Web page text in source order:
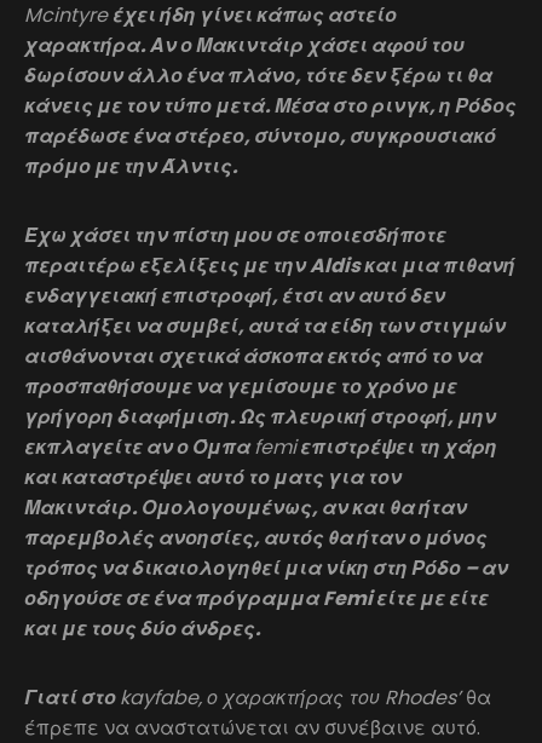
Mcintyreέχει ήδη γίνει κάπως αστείο
χαρακτήρα. Αν ο Μακιντάιρ χάσει αφού του
δωρίσουν άλλο ένα πλάνο, τότε δεν ξέρω τι θα
κάνεις με τον τύπο μετά. Μέσα στο ρινγκ, η Ρόδος
παρέδωσε ένα στέρεο, σύντομο, συγκρουσιακό
πρόμο με την Άλντις.
Έχω χάσει την πίστη μου σε οποιεσδήποτε
περαιτέρω εξελίξεις με την Aldis και μια πιθανή
ενδαγγειακή επιστροφή, έτσι αν αυτό δεν
καταλήξει να συμβεί, αυτά τα είδη των στιγμών
αισθάνονται σχετικά άσκοπα εκτός από το να
προσπαθήσουμε να γεμίσουμε το χρόνο με
γρήγορη διαφήμιση. Ως πλευρική στροφή, μην
εκπλαγείτε αν ο Όμπαfemiεπιστρέψει τη χάρη
και καταστρέψει αυτό το ματς για τον
Μακιντάιρ. Ομολογουμένως, αν και θα ήταν
παρεμβολές ανοησίες, αυτός θα ήταν ο μόνος
τρόπος να δικαιολογηθεί μια νίκη στη Ρόδο – αν
οδηγούσε σε ένα πρόγραμμα Femi είτε με είτε
και με τους δύο άνδρες.
Γιατί στοkayfabe, ο χαρακτήρας του Rhodes’θα
έπρεπε να αναστατώνεται αν συνέβαινε αυτό.